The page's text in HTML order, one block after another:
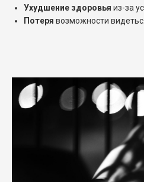
Ухудшение здоровья из-за
Потеря возможности